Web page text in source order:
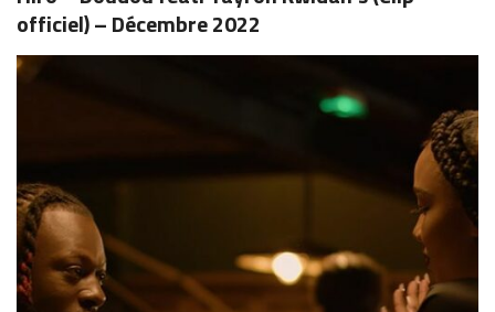
officiel) – Décembre 2022